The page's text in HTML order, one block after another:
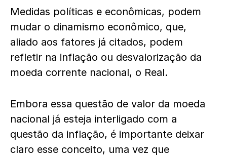
Medidas políticas e econômicas, podem
mudar o dinamismo econômico, que,
aliado aos fatores já citados, podem
refletir na inflação ou desvalorização da
moeda corrente nacional, o Real.
Embora essa questão de valor da moeda
nacional já esteja interligado com a
questão da inflação, é importante deixar
claro esse conceito, uma vez que